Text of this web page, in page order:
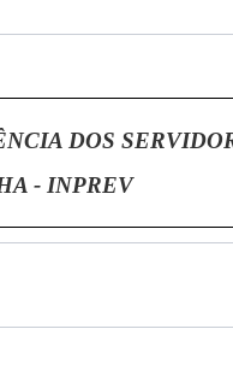
DOS
- INPREV